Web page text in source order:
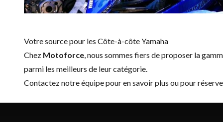
Votre source pour les Côte-à-côte Yamaha
Chez Motoforce, nous sommes fiers de proposer la
parmi les meilleurs de leur catégorie.
Contactez notre équipepour en savoir plus ou pour